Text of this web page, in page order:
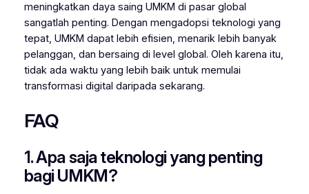
meningkatkan daya saing UMKM di pasar global
sangatlah penting. Dengan mengadopsi teknologi yang
tepat, UMKM dapat lebih efisien, menarik lebih banyak
pelanggan, dan bersaing di level global. Oleh karena itu,
tidak ada waktu yang lebih baik untuk memulai
transformasi digital daripada sekarang.
FAQ
1. Apa saja teknologi yang penting
bagi UMKM?